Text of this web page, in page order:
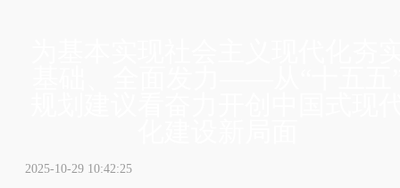
2025-10-29 10:42:25